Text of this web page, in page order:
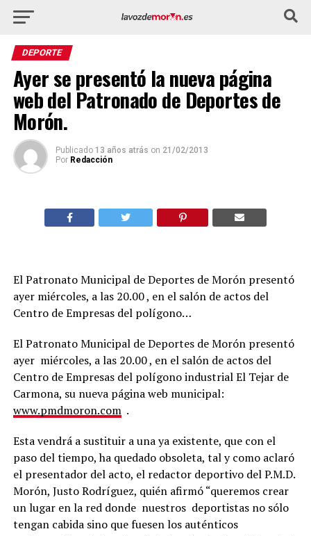
DEPORTE
Ayer se presentó la nueva página
web del Patronado de Deportes de
Morón.
Publicado 13 años atrás on 21/02/2013
Por Redacción
El Patronato Municipal de Deportes de Morón presentó
ayer miércoles, a las 20.00 , en el salón de actos del
Centro de Empresas del polígono…
El Patronato Municipal de Deportes de Morón presentó
ayer miércoles, a las 20.00 , en el salón de actos del
Centro de Empresas del polígono industrial El Tejar de
Carmona, su nueva página web municipal:
www.pmdmoron.com.
Esta vendrá a sustituir a una ya existente, que con el
paso del tiempo, ha quedado obsoleta, tal y como aclaró
el presentador del acto, el redactor deportivo del P.M.D.
Morón, Justo Rodríguez, quién afirmó “queremos crear
un lugar en la red donde nuestros deportistas no sólo
tengan cabida sino que fuesen los auténticos